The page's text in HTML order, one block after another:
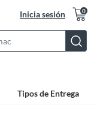
Inicia sesión 0
Bar
Tipos de Entrega